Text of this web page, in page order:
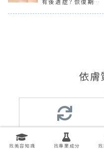
一次告訴你
依膚
混合肌
找美容知識 找專業成分 找